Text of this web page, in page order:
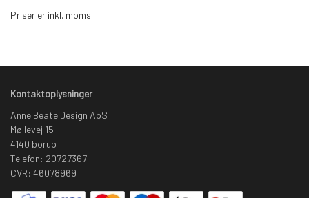
Priser er inkl. moms
Kontaktoplysninger
Anne Beate Design ApS
Møllevej 15
4140 borup
Telefon: 20727367
CVR: 46078969